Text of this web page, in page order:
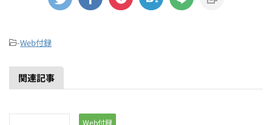
-Web付録
関連記事
Web付録